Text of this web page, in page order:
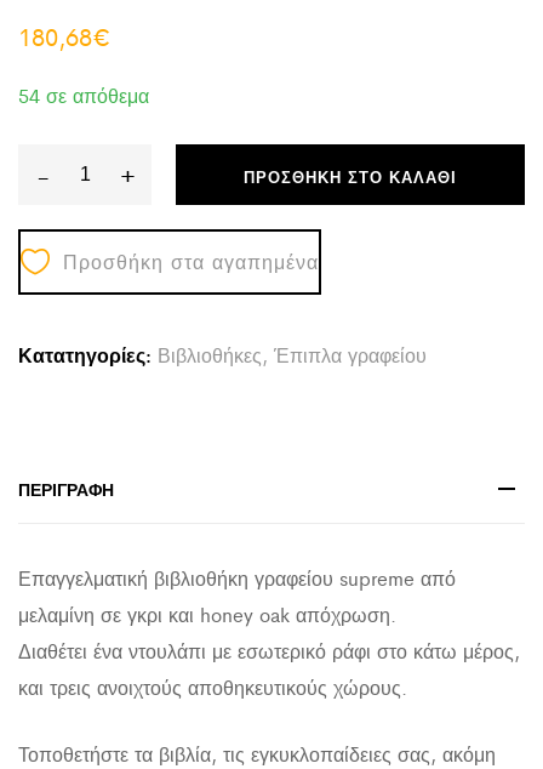
180,68€
54 σε απόθεμα
-
ΕΠΑΓΓΕΛΜΑΤΙΚΗ
ΒΙΒΛΙΟΘΗΚΗ
ΓΡΑΦΕΙΟΥ
SUPREME
80x40x200Υ
+ ΠΡΟΣΘΉΚΗ ΣΤΟ ΚΑΛΆΘΙ
Προσθήκη στα αγαπημένα
Κατατηγορίες: Βιβλιοθήκες, Έπιπλα γραφείου
ΠΕΡΙΓΡΑΦΉ
Επαγγελματική βιβλιοθήκη γραφείου supreme από
μελαμίνη σε γκρι και honey oak απόχρωση.
Διαθέτει ένα ντουλάπι με εσωτερικό ράφι στο κάτω μέρος,
και τρεις ανοιχτούς αποθηκευτικούς χώρους.
Τοποθετήστε τα βιβλία, τις εγκυκλοπαίδειες σας, ακόμη